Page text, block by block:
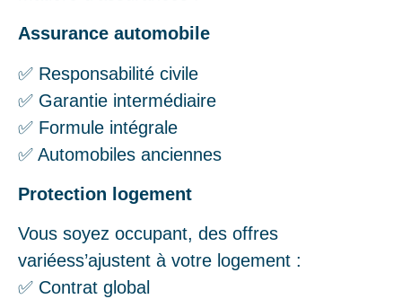
Assurance automobile
✅ Responsabilité civile
✅ Garantie intermédiaire
✅ Formule intégrale
✅ Automobiles anciennes
Protection logement
Vous soyez occupant, des offres
variéess’ajustent à votre logement :
✅ Contrat global